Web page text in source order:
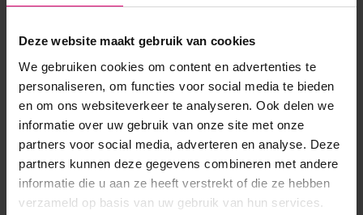
Deze website maakt gebruik van cookies
We gebruiken cookies om content en advertenties te
personaliseren, om functies voor social media te bieden
en om ons websiteverkeer te analyseren. Ook delen we
informatie over uw gebruik van onze site met onze
partners voor social media, adverteren en analyse. Deze
partners kunnen deze gegevens combineren met andere
informatie die u aan ze heeft verstrekt of die ze hebben
verzameld op basis van uw gebruik van hun services.
Product specificaties
Artikelnummer 45713
SKU 590819